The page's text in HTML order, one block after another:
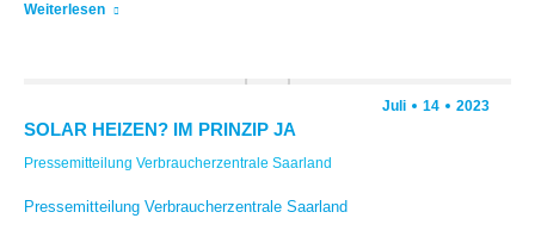
Weiterlesen
Juli 14 2023
SOLAR HEIZEN? IM PRINZIP JA
Pressemitteilung Verbraucherzentrale Saarland
Pressemitteilung Verbraucherzentrale Saarland